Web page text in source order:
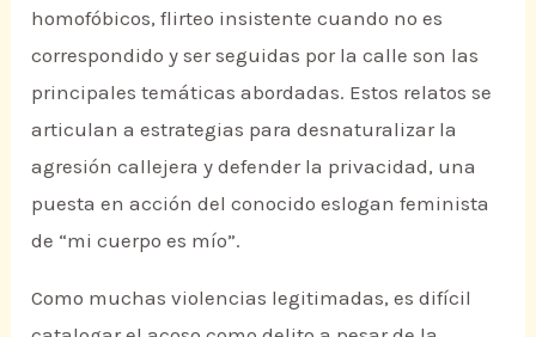
homofóbicos, flirteo insistente cuando no es
correspondido y ser seguidas por la calle son las
principales temáticas abordadas. Estos relatos se
articulan a estrategias para desnaturalizar la
agresión callejera y defender la privacidad, una
puesta en acción del conocido eslogan feminista
de “mi cuerpo es mío”.
Como muchas violencias legitimadas, es difícil